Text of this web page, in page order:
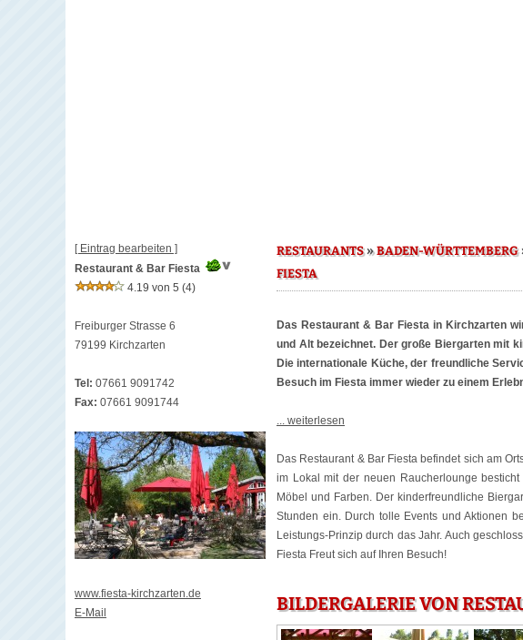
[ Eintrag bearbeiten ]
Restaurant & Bar Fiesta
4.19 von 5 (4)
Freiburger Strasse 6
79199 Kirchzarten
Tel: 07661 9091742
Fax: 07661 9091744
www.fiesta-kirchzarten.de
E-Mail
RESTAURANTS»BADEN-WÜRTTEMBERG
FIESTA
Das Restaurant & Bar Fiesta in Kirchzarten
und Alt bezeichnet. Der große Biergarten mit
Die internationale Küche, der freundliche
Besuch im Fiesta immer wieder zu einem
... weiterlesen
Das Restaurant & Bar Fiesta befindet sich am
im Lokal mit der neuen Raucherlounge
Möbel und Farben. Der kinderfreundliche
Stunden ein. Durch tolle Events und Aktionen
Leistungs-Prinzip durch das Jahr. Auch
Fiesta Freut sich auf Ihren Besuch!
BILDERGALERIE VON